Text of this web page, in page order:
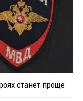
станет проще